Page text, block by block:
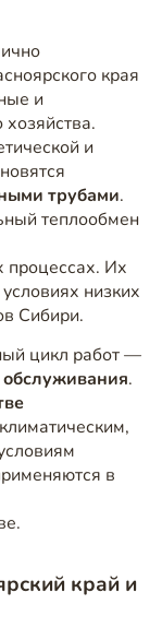
края
и
и
трубами.
теплообмен
Их
низких
Сибири.
цикл работ —
обслуживания.
в
край и